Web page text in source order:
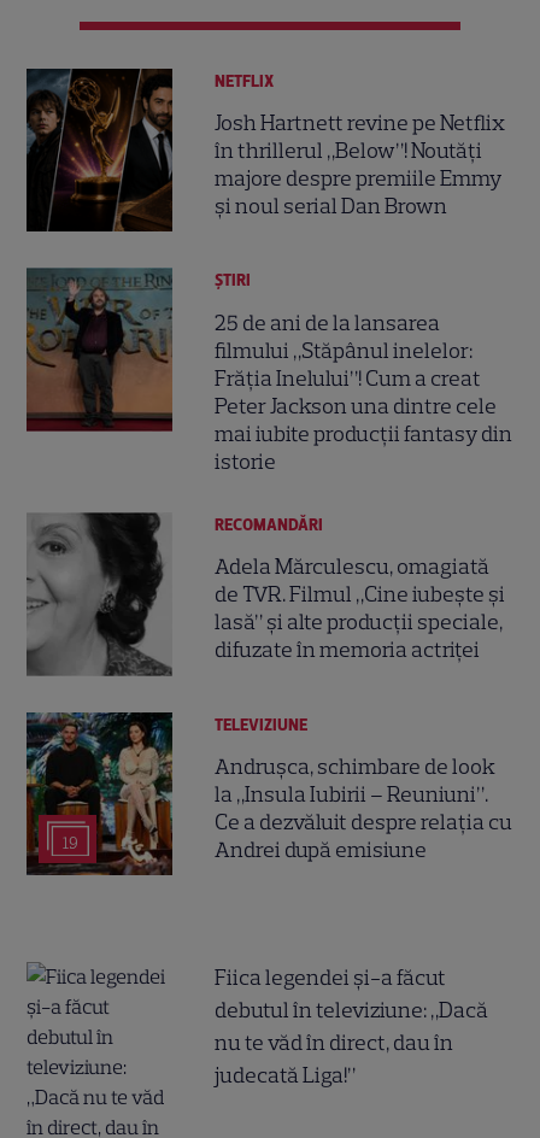
NETFLIX
Josh Hartnett revine pe Netflix
în thrillerul „Below”! Noutăți
majore despre premiile Emmy
și noul serial Dan Brown
ȘTIRI
25 de ani de la lansarea
filmului „Stăpânul inelelor:
Frăția Inelului”! Cum a creat
Peter Jackson una dintre cele
mai iubite producții fantasy din
istorie
RECOMANDĂRI
Adela Mărculescu, omagiată
de TVR. Filmul „Cine iubește și
lasă” și alte producții speciale,
difuzate în memoria actriței
19
TELEVIZIUNE
Andrușca, schimbare de look
la „Insula Iubirii – Reuniuni”.
Ce a dezvăluit despre relația cu
Andrei după emisiune
Fiica legendei și-a făcut
debutul în televiziune: „Dacă
nu te văd în direct, dau în
judecată Liga!”